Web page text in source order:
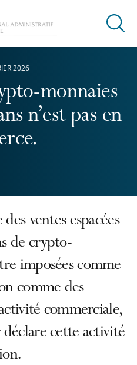
Ouvrir
monnaies
n’est pas en
2026
ventes espacées
de crypto-
imposées comme
comme des
commerciale,
cette activité